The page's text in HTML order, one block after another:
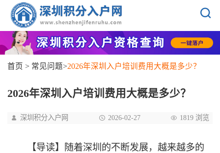
首页 > 常见问题>2026年深圳入户培训费用大概是多少？
2026年深圳入户培训费用大概是多少？
深圳积分入户网 2026-02-27 1819 浏览
【导读】随着深圳的不断发展，越来越多的